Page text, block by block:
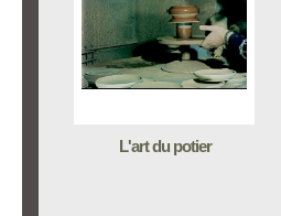
L'art du potier